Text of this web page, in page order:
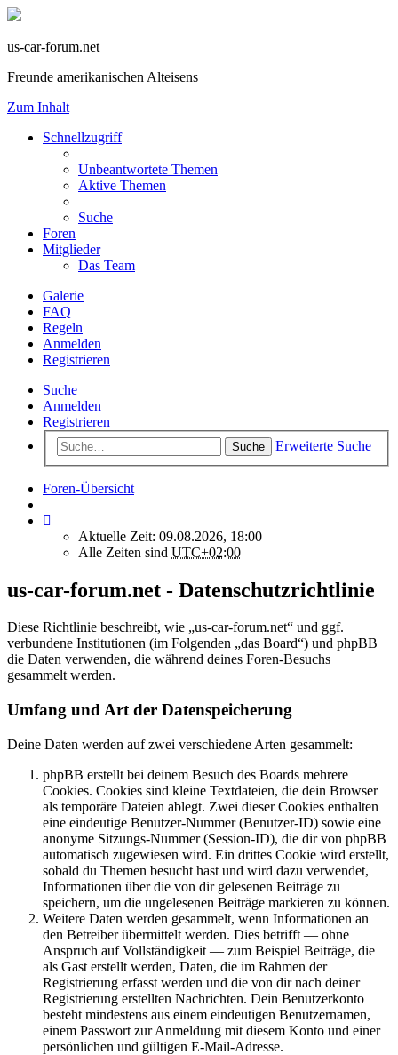
us-car-forum.net
Freunde amerikanischen Alteisens
Zum Inhalt
Schnellzugriff
Unbeantwortete Themen
Aktive Themen
Suche
Foren
Mitglieder
Das Team
Galerie
FAQ
Regeln
Anmelden
Registrieren
Suche
Anmelden
Registrieren
Suche Erweiterte Suche
Foren-Übersicht
Aktuelle Zeit: 09.08.2026, 18:00
Alle Zeiten sind UTC+02:00
us-car-forum.net - Datenschutzrichtlinie
Diese Richtlinie beschreibt, wie „us-car-forum.net“ und ggf.
verbundene Institutionen (im Folgenden „das Board“) und phpBB
die Daten verwenden, die während deines Foren-Besuchs
gesammelt werden.
Umfang und Art der Datenspeicherung
Deine Daten werden auf zwei verschiedene Arten gesammelt:
phpBB erstellt bei deinem Besuch des Boards mehrere
Cookies. Cookies sind kleine Textdateien, die dein Browser
als temporäre Dateien ablegt. Zwei dieser Cookies enthalten
eine eindeutige Benutzer-Nummer (Benutzer-ID) sowie eine
anonyme Sitzungs-Nummer (Session-ID), die dir von phpBB
automatisch zugewiesen wird. Ein drittes Cookie wird erstellt,
sobald du Themen besucht hast und wird dazu verwendet,
Informationen über die von dir gelesenen Beiträge zu
speichern, um die ungelesenen Beiträge markieren zu können.
Weitere Daten werden gesammelt, wenn Informationen an
den Betreiber übermittelt werden. Dies betrifft — ohne
Anspruch auf Vollständigkeit — zum Beispiel Beiträge, die
als Gast erstellt werden, Daten, die im Rahmen der
Registrierung erfasst werden und die von dir nach deiner
Registrierung erstellten Nachrichten. Dein Benutzerkonto
besteht mindestens aus einem eindeutigen Benutzernamen,
einem Passwort zur Anmeldung mit diesem Konto und einer
persönlichen und gültigen E-Mail-Adresse.